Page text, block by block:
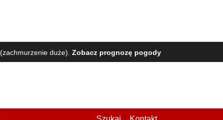
(zachmurzenie duże). Zobacz prognozę pogody